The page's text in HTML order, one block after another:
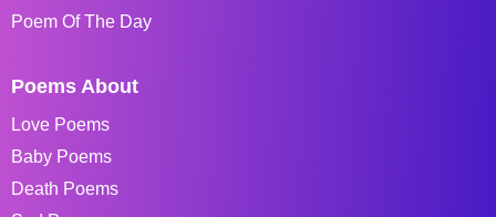
Poem Of The Day
Poems About
Love Poems
Baby Poems
Death Poems